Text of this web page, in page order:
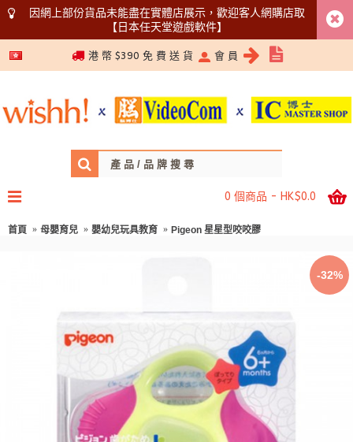
因網上部份貨品未能盡在實體店展示，歡迎客人網購店取
【日本任天堂遊戲軟件】
5366 1340
港 幣 $390 免 費 送 貨 會 員
0 個商品 - HK$0.0
首頁 母嬰育兒 嬰幼兒玩具教育 Pigeon 星星型咬咬膠
-32%